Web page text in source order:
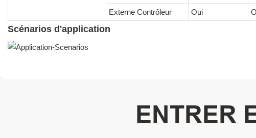
Externe Contrôleur
Oui
Scénarios d'application
ENTRER